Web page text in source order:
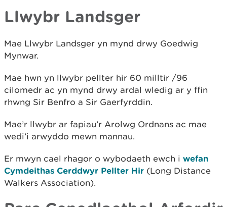
Llwybr Landsger
Mae Llwybr Landsger yn mynd drwy Goedwig
Mynwar.
Mae hwn yn llwybr pellter hir 60 milltir /96
cilomedr ac yn mynd drwy ardal wledig ar y ffin
rhwng Sir Benfro a Sir Gaerfyrddin.
Mae’r llwybr ar fapiau’r Arolwg Ordnans ac mae
wedi’i arwyddo mewn mannau.
Er mwyn cael rhagor o wybodaeth ewch i wefan
Cymdeithas Cerddwyr Pellter Hir (Long Distance
Walkers Association).